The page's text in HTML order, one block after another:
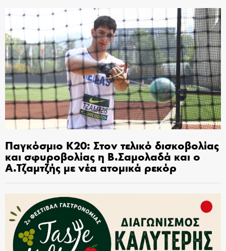
Παγκόσμιο Κ20: Στον τελικό δισκοβολίας
και σφυροβολίας η Β.Σαμολαδά και ο
Α.Τζαμτζής με νέα ατομικά ρεκόρ